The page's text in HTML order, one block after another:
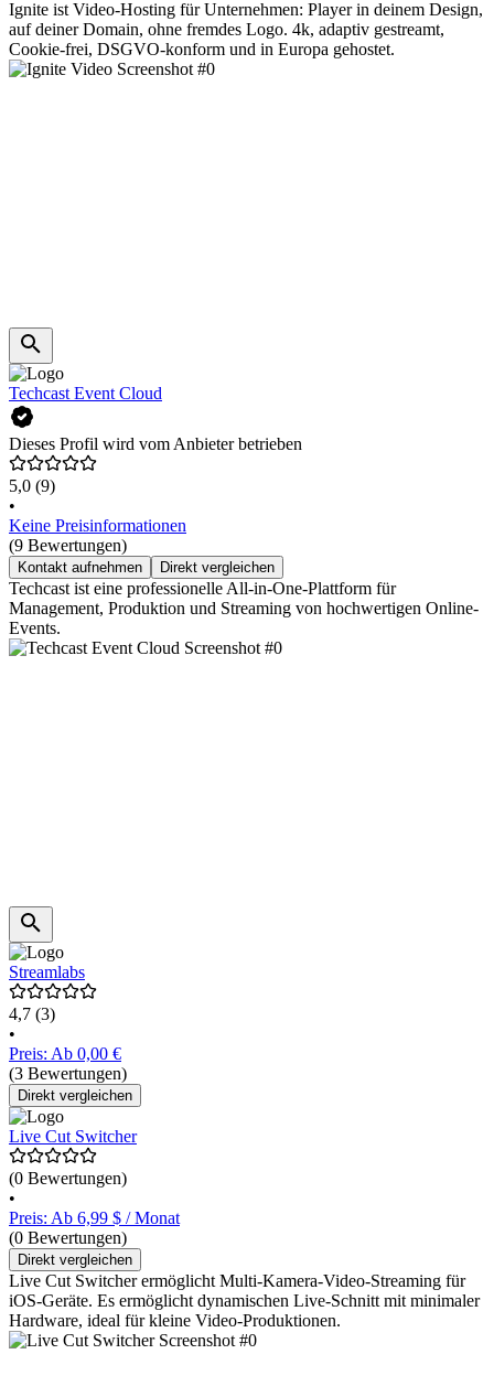
Ignite ist Video-Hosting für Unternehmen: Player in deinem Design,
auf deiner Domain, ohne fremdes Logo. 4k, adaptiv gestreamt,
Cookie-frei, DSGVO-konform und in Europa gehostet.
Techcast Event Cloud
Dieses Profil wird vom Anbieter betrieben
5,0 (9)
•
Keine Preisinformationen
(9 Bewertungen)
Kontakt aufnehmen Direkt vergleichen
Techcast ist eine professionelle All-in-One-Plattform für
Management, Produktion und Streaming von hochwertigen Online-
Events.
Streamlabs
4,7 (3)
•
Preis: Ab 0,00 €
(3 Bewertungen)
Direkt vergleichen
Live Cut Switcher
(0 Bewertungen)
•
Preis: Ab 6,99 $ / Monat
(0 Bewertungen)
Direkt vergleichen
Live Cut Switcher ermöglicht Multi-Kamera-Video-Streaming für
iOS-Geräte. Es ermöglicht dynamischen Live-Schnitt mit minimaler
Hardware, ideal für kleine Video-Produktionen.